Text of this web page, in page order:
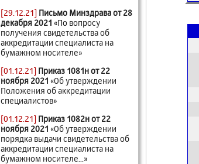
[29.12.21] Письмо Минздрава от 28
декабря 2021 «По вопросу
получения свидетельства об
аккредитации специалиста на
бумажном носителе»
[01.12.21] Приказ 1081н от 22
ноября 2021 «Об утверждении
Положения об аккредитации
специалистов»
[01.12.21] Приказ 1082н от 22
ноября 2021 «Об утверждении
порядка выдачи свидетельства об
аккредитации специалиста на
бумажном носителе...»